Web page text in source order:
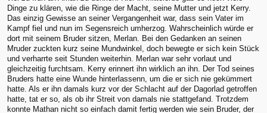
Dinge zu klären, wie die Ringe der Macht, seine Mutter und jetzt Kerry.
Das einzig Gewisse an seiner Vergangenheit war, dass sein Vater im
Kampf fiel und nun im Segensreich umherzog. Wahrscheinlich würde er
dort mit seinem Bruder sitzen, Merlan. Bei den Gedanken an seinen
Mruder zuckten kurz seine Mundwinkel, doch bewegte er sich kein Stück
und verharrte seit Stunden weiterhin. Merlan war sehr vorlaut und
gleichzeitig furchtsam. Kerry erinnert ihn wirklich an ihn. Der Tod seines
Bruders hatte eine Wunde hinterlassenn, um die er sich nie gekümmert
hatte. Als er ihn damals kurz vor der Schlacht auf der Dagorlad getroffen
hatte, tat er so, als ob ihr Streit von damals nie stattgefand. Trotzdem
konnte Mathan nicht so einfach damit fertig werden wie sein Bruder, der